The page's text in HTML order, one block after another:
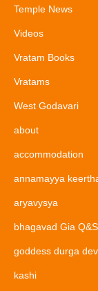
Temple News
Videos
Vratam Books
Vratams
West Godavari
about
accommodation
annamayya
aryavysya
bhagavad Gia Q&S
goddess durga
kashi